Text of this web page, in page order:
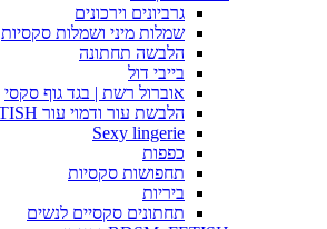
גרביונים וירכונים
שמלות מיני ושמלות סקסיות
הלבשה תחתונה
בייבי דול
אוברול רשת | בגד גוף סקסי
הלבשת עור ודמוי עור FETISH
Sexy lingerie
כפפות
תחפושות סקסיות
ביריות
תחתונים סקסיים לנשים